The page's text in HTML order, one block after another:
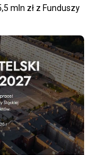
mln zł z Funduszy